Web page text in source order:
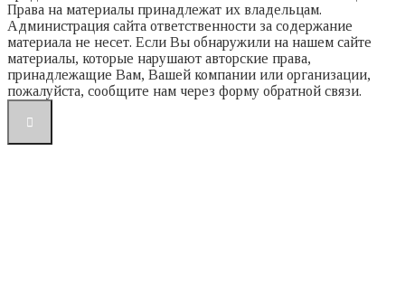
Права на материалы принадлежат их владельцам.
Администрация сайта ответственности за содержание
материала не несет. Если Вы обнаружили на нашем сайте
материалы, которые нарушают авторские права,
принадлежащие Вам, Вашей компании или организации,
пожалуйста, сообщите нам через форму обратной связи.